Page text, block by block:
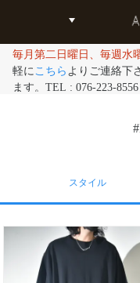
毎月第二日曜日、毎週水
軽にこちら よりご連絡下
ます。TEL : 076-223-8556
スタイル